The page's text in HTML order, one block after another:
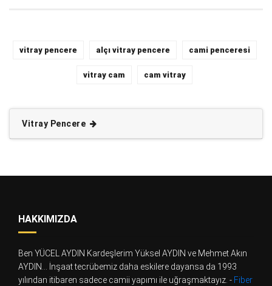
vitray pencere alçı vitray pencere cami penceresi
vitray cam cam vitray
Vitray Pencere
HAKKIMIZDA
Ben YÜCEL AYDIN Kardeşlerim Yüksel AYDIN ve Mehmet Akın
AYDIN... İnşaat tecrübemiz daha eskilere dayansa da 1993
yılından itibaren sadece camii yapımı ile uğraşmaktayız. - Fiber